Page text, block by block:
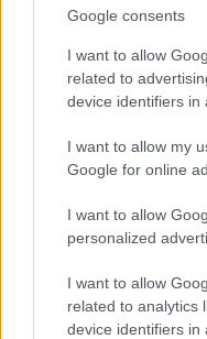
Google consents
I want to allow
related to
device identifiers in
I want to allow my
Google for online
I want to allow
personalized
I want to allow
related to analytics
device identifiers in
Az első 11 fotó egy
akkor készültek,
Fotó: Rebecca Reid /